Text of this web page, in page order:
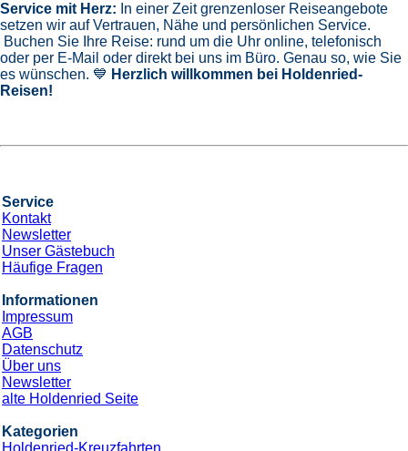
Service mit Herz: In einer Zeit grenzenloser Reiseangebote
setzen wir auf Vertrauen, Nähe und persönlichen Service.
Buchen Sie Ihre Reise: rund um die Uhr online, telefonisch
oder per E-Mail oder direkt bei uns im Büro. Genau so, wie Sie
es wünschen. 💙 Herzlich willkommen bei Holdenried-
Reisen!
Service
Kontakt
Newsletter
Unser Gästebuch
Häufige Fragen
Informationen
Impressum
AGB
Datenschutz
Über uns
Newsletter
alte Holdenried Seite
Kategorien